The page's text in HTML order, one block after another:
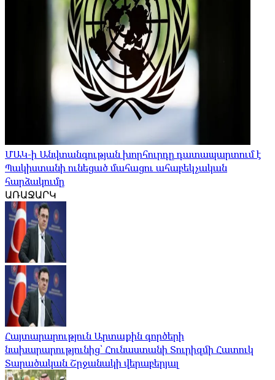
ՄԱԿ-ի Անվտանգության խորհուրդը դատապարտում է
Պակիստանի ունեցած մահացու ահաբեկչական
հարձակումը
ԱՌԱՋԱՐԿ
Հայտարարություն Արտաքին գործերի
նախարարությունից՝ Հունաստանի Տուրիզմի Հատուկ
Տարածական Շրջանակի վերաբերյալ